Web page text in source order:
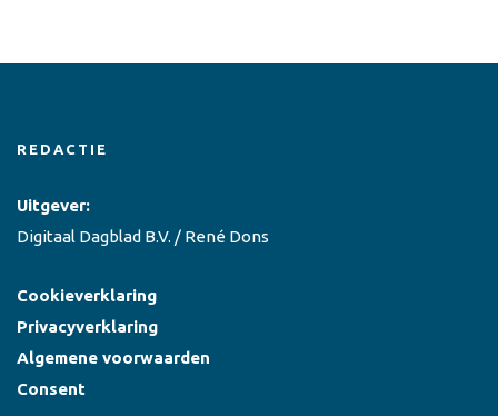
REDACTIE
Uitgever:
Digitaal Dagblad B.V. / René Dons
Cookieverklaring
Privacyverklaring
Algemene voorwaarden
Consent